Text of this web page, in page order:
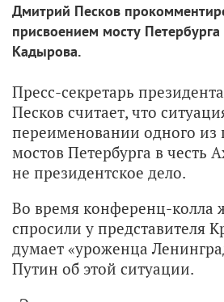
Дмитрий Песков
присвоением мосту
Кадырова.
Пресс-секретарь
Песков считает, что
переименовании одного из
мостов Петербурга в честь
не президентское дело.
Во время конференц-колла
спросили у представителя
думает «уроженца
Путин об этой ситуации.